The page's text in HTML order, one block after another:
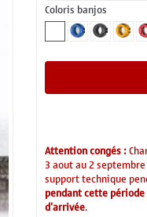
Coloris banjos
Attention congés :
3 aout au 2
support technique
pendant cette
d'arrivée.